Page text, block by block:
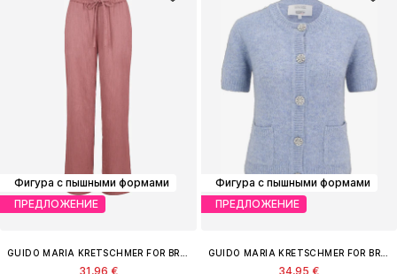
Фигура с пышными формами
ПРЕДЛОЖЕНИЕ
31,96 €
Фигура с пышными формами
ПРЕДЛОЖЕНИЕ
34,95 €